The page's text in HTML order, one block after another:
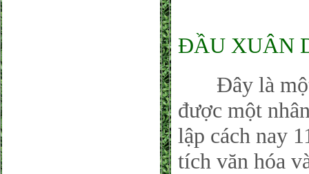
ĐẦU XUÂN
Đây là một
được một
lập cách nay
tích văn hóa